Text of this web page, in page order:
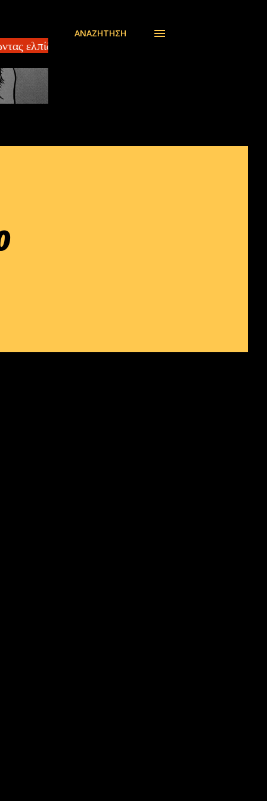
ΗΠΑ και Κίνα συμφώνησαν για
ΑΝΑΖΉΤΗΣΗ